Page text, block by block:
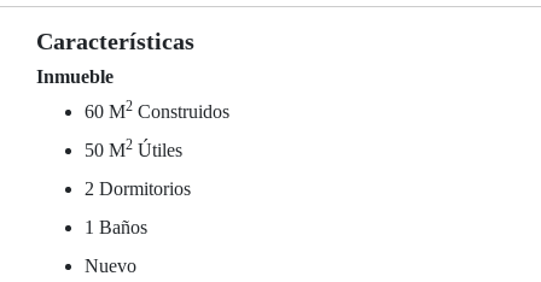
Características
Inmueble
60 M2 Construidos
50 M2 Útiles
2 Dormitorios
1 Baños
Nuevo